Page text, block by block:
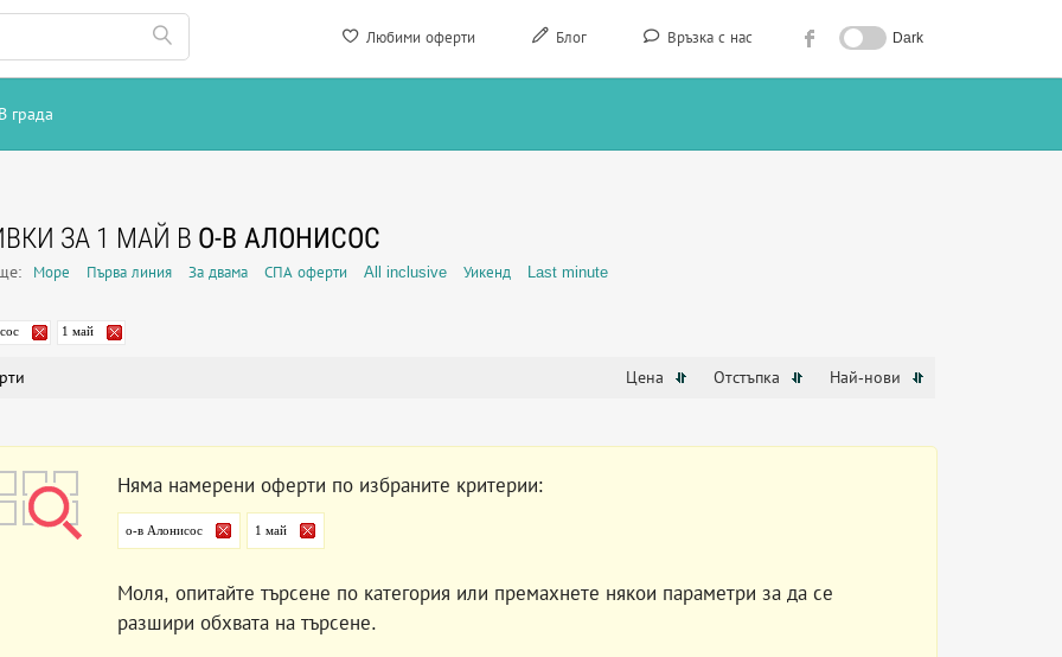
Любими оферти Блог Връзка с нас Dark
В града
ЗА 1 МАЙ В О-В АЛОНИСОС
Море Първа линия За двама СПА оферти All inclusive Уикенд Last minute
1 май
Цена Отстъпка Най-нови
Няма намерени оферти по избраните критерии:
о-в Алонисос 1 май
Моля, опитайте търсене по категория или премахнете някои параметри за да се
разшири обхвата на търсене.